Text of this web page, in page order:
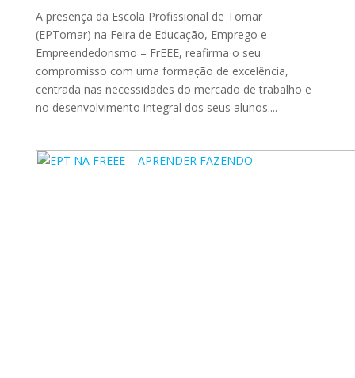
A presença da Escola Profissional de Tomar
(EPTomar) na Feira de Educação, Emprego e
Empreendedorismo – FrEEE, reafirma o seu
compromisso com uma formação de excelência,
centrada nas necessidades do mercado de trabalho e
no desenvolvimento integral dos seus alunos....